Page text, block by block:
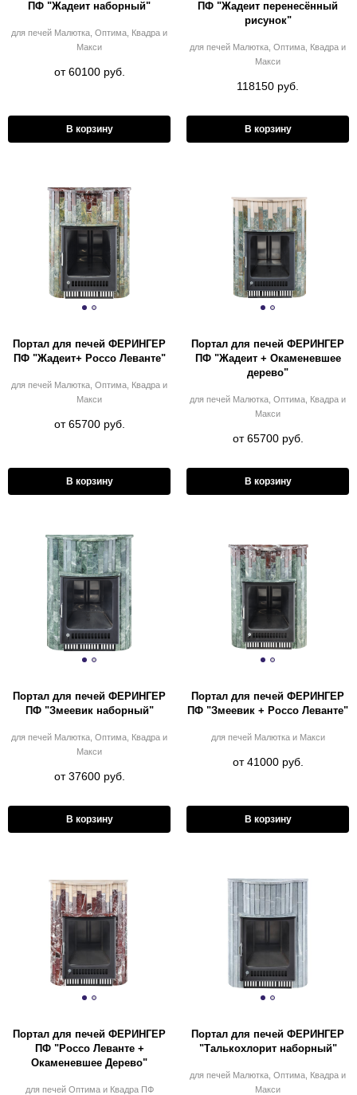
ПФ "Жадеит наборный"
для печей Малютка, Оптима, Квадра и
Макси
от 60100 руб.
В корзину
ПФ "Жадеит перенесённый
рисунок"
для печей Малютка, Оптима, Квадра и
Макси
118150 руб.
В корзину
Портал для печей ФЕРИНГЕР
ПФ "Жадеит+ Россо Леванте"
для печей Малютка, Оптима, Квадра и
Макси
от 65700 руб.
В корзину
Портал для печей ФЕРИНГЕР
ПФ "Жадеит + Окаменевшее
дерево"
для печей Малютка, Оптима, Квадра и
Макси
от 65700 руб.
В корзину
Портал для печей ФЕРИНГЕР
ПФ "Змеевик наборный"
для печей Малютка, Оптима, Квадра и
Макси
от 37600 руб.
В корзину
Портал для печей ФЕРИНГЕР
ПФ "Змеевик + Россо Леванте"
для печей Малютка и Макси
от 41000 руб.
В корзину
Портал для печей ФЕРИНГЕР
ПФ "Россо Леванте +
Окаменевшее Дерево"
для печей Оптима и Квадра ПФ
Портал для печей ФЕРИНГЕР
"Талькохлорит наборный"
для печей Малютка, Оптима, Квадра и
Макси